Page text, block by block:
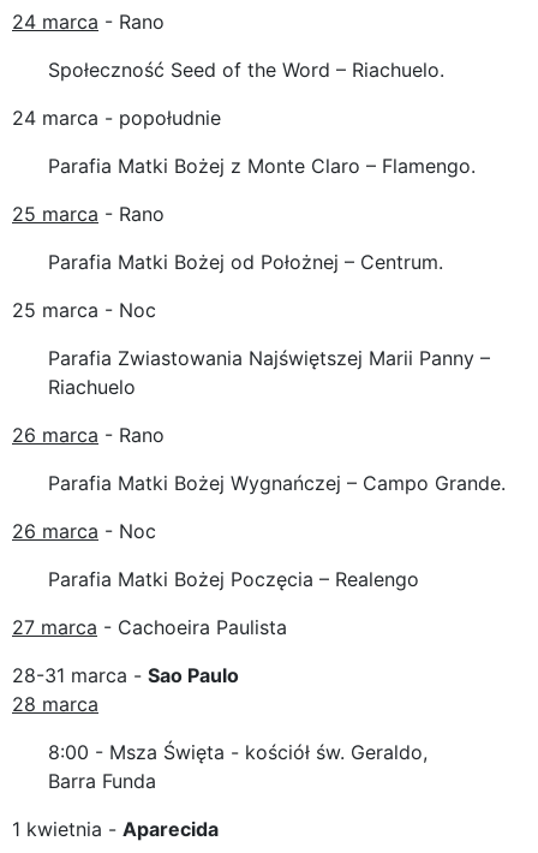
24 marca - Rano
Społeczność Seed of the Word – Riachuelo.
24 marca - popołudnie
Parafia Matki Bożej z Monte Claro – Flamengo.
25 marca - Rano
Parafia Matki Bożej od Położnej – Centrum.
25 marca - Noc
Parafia Zwiastowania Najświętszej Marii Panny –
Riachuelo
26 marca - Rano
Parafia Matki Bożej Wygnańczej – Campo Grande.
26 marca - Noc
Parafia Matki Bożej Poczęcia – Realengo
27 marca - Cachoeira Paulista
28-31 marca - Sao Paulo
28 marca
8:00 - Msza Święta - kościół św. Geraldo,
Barra Funda
1 kwietnia - Aparecida